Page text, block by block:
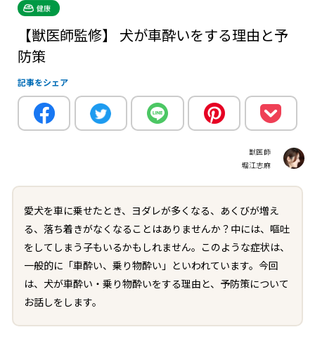
健康
【獣医師監修】 犬が車酔いをする理由と予
防策
記事をシェア
獣医師
堀江志麻
愛犬を車に乗せたとき、ヨダレが多くなる、あくびが増え
る、落ち着きがなくなることはありませんか？中には、嘔吐
をしてしまう子もいるかもしれません。このような症状は、
一般的に「車酔い、乗り物酔い」といわれています。今回
は、犬が車酔い・乗り物酔いをする理由と、予防策について
お話しをします。